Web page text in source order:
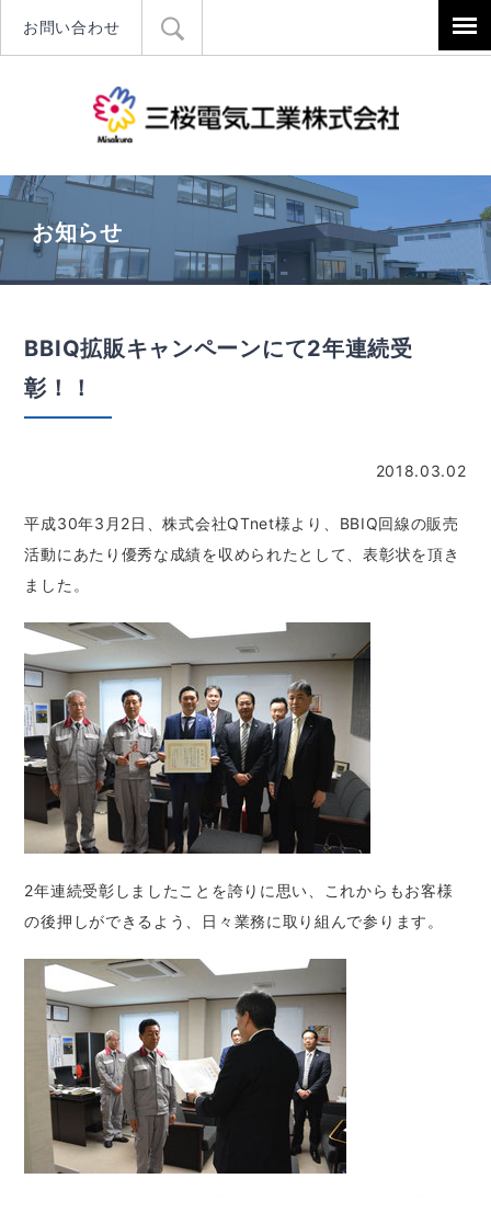
お問い合わせ
お知らせ
BBIQ拡販キャンペーンにて2年連続受
彰！！
2018.03.02
平成30年3月2日、株式会社QTnet様より、BBIQ回線の販売
活動にあたり優秀な成績を収められたとして、表彰状を頂き
ました。
2年連続受彰しましたことを誇りに思い、これからもお客様
の後押しができるよう、日々業務に取り組んで参ります。